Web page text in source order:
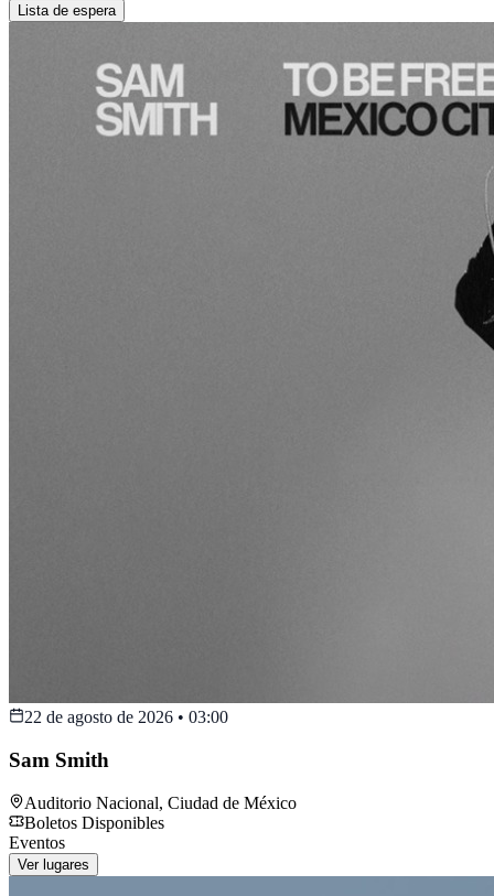
Lista de espera
22 de agosto de 2026 • 03:00
Sam Smith
Auditorio Nacional, Ciudad de México
Boletos Disponibles
Eventos
Ver lugares